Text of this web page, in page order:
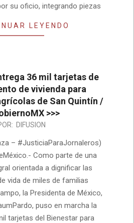
su oficio, integrando piezas
LEYENDO
36 mil tarjetas de
de vivienda para
de San Quintín /
>>>
DIFUSION
– #JusticiaParaJornaleros)
Como parte de una
orientada a dignificar las
vida de miles de familias
la Presidenta de México,
puso en marcha la
tarjetas del Bienestar para